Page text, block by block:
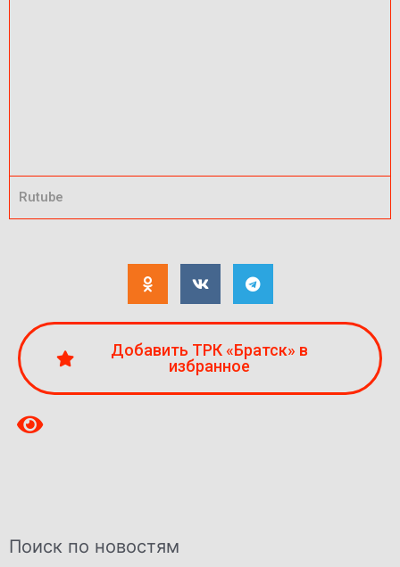
Rutube
Добавить ТРК «Братск» в
избранное
Поиск по новостям